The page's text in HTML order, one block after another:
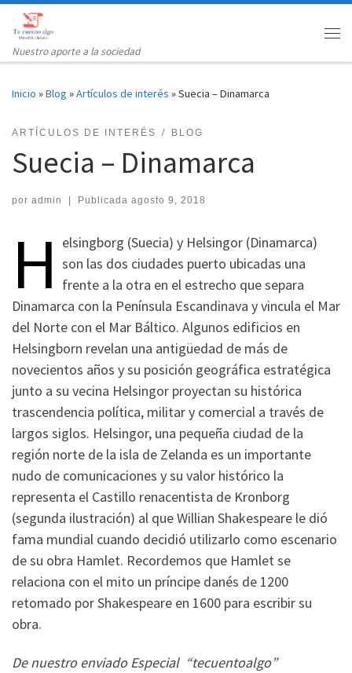
Saltar al contenido
Nuestro aporte a la sociedad
Inicio »Blog »Artículos de interés »Suecia – Dinamarca
ARTÍCULOS DE INTERÉS BLOG
Suecia – Dinamarca
por admin | Publicada agosto 9, 2018
H
elsingborg (Suecia) y Helsingor (Dinamarca)
son las dos ciudades puerto ubicadas una
frente a la otra en el estrecho que separa
Dinamarca con la Península Escandinava y vincula el Mar
del Norte con el Mar Báltico. Algunos edificios en
Helsingborn revelan una antigüedad de más de
novecientos años y su posición geográfica estratégica
junto a su vecina Helsingor proyectan su histórica
trascendencia política, militar y comercial a través de
largos siglos. Helsingor, una pequeña ciudad de la
región norte de la isla de Zelanda es un importante
nudo de comunicaciones y su valor histórico la
representa el Castillo renacentista de Kronborg
(segunda ilustración) al que Willian Shakespeare le dió
fama mundial cuando decidió utilizarlo como escenario
de su obra Hamlet. Recordemos que Hamlet se
relaciona con el mito un príncipe danés de 1200
retomado por Shakespeare en 1600 para escribir su
obra.
De nuestro enviado Especial “tecuentoalgo”